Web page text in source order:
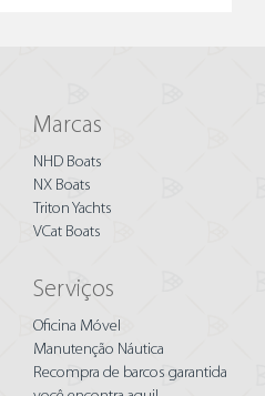
Marcas
NHD Boats
NX Boats
Triton Yachts
VCat Boats
Serviços
Oficina Móvel
Manutenção Náutica
Recompra de barcos garantida